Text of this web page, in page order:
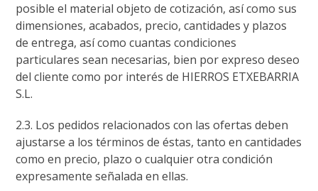
posible el material objeto de cotización, así como sus
dimensiones, acabados, precio, cantidades y plazos
de entrega, así como cuantas condiciones
particulares sean necesarias, bien por expreso deseo
del cliente como por interés de HIERROS ETXEBARRIA
S.L.
2.3. Los pedidos relacionados con las ofertas deben
ajustarse a los términos de éstas, tanto en cantidades
como en precio, plazo o cualquier otra condición
expresamente señalada en ellas.